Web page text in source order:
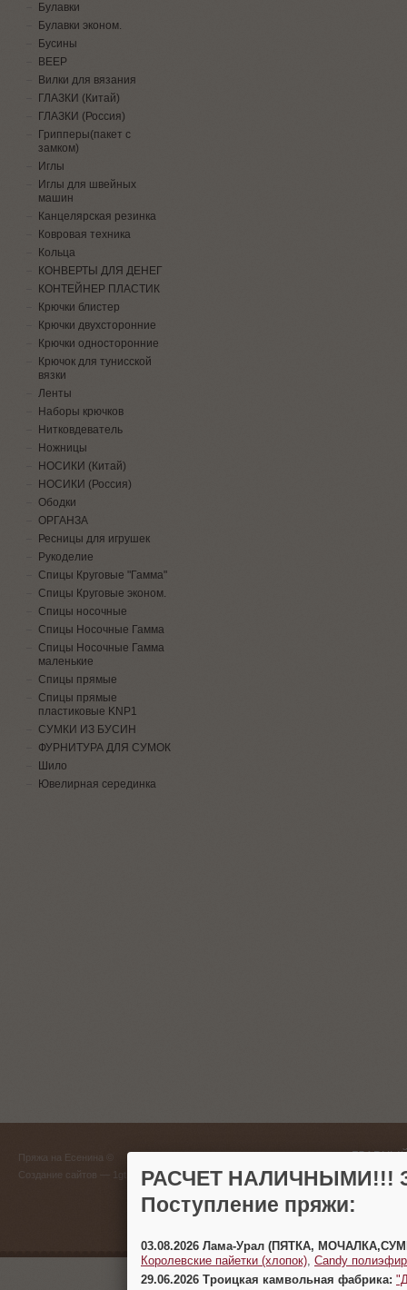
Булавки
Булавки эконом.
Бусины
ВЕЕР
Вилки для вязания
ГЛАЗКИ (Китай)
ГЛАЗКИ (Россия)
Грипперы(пакет с
замком)
Иглы
Иглы для швейных
машин
Канцелярская резинка
Ковровая техника
Кольца
КОНВЕРТЫ ДЛЯ ДЕНЕГ
КОНТЕЙНЕР ПЛАСТИК
Крючки блистер
Крючки двухсторонние
Крючки односторонние
Крючок для тунисской
вязки
Ленты
Наборы крючков
Нитковдеватель
Ножницы
НОСИКИ (Китай)
НОСИКИ (Россия)
Ободки
ОРГАНЗА
Ресницы для игрушек
Рукоделие
Спицы Круговые "Гамма"
Спицы Круговые эконом.
Спицы носочные
Спицы Носочные Гамма
Спицы Носочные Гамма
маленькие
Спицы прямые
Спицы прямые
пластиковые KNP1
СУМКИ ИЗ БУСИН
ФУРНИТУРА ДЛЯ СУМОК
Шило
Ювелирная серединка
Пряжа на Есенина ©
Создание сайтов
(383)
г.
РАСЧЕТ НАЛИЧНЫМИ!!!
Поступление пряжи:
03.08.2026 Лама-Урал (ПЯТКА,
Королевские пайетки (хлопок) Candy
29.06.2026 Троицкая камвольная фабрика: